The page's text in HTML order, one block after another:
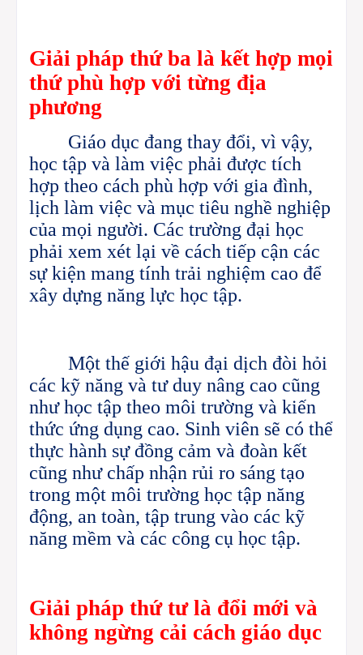
Giải pháp thứ ba là kết hợp mọi
thứ phù hợp với từng địa
phương
Giáo dục đang thay đổi, vì vậy,
học tập và làm việc phải được tích
hợp theo cách phù hợp với gia đình,
lịch làm việc và mục tiêu nghề nghiệp
của mọi người. Các trường đại học
phải xem xét lại về cách tiếp cận các
sự kiện mang tính trải nghiệm cao để
xây dựng năng lực học tập.
Một thế giới hậu đại dịch đòi hỏi
các kỹ năng và tư duy nâng cao cũng
như học tập theo môi trường và kiến ​​
thức ứng dụng cao. Sinh viên sẽ có thể
thực hành sự đồng cảm và đoàn kết
cũng như chấp nhận rủi ro sáng tạo
trong một môi trường học tập năng
động, an toàn, tập trung vào các kỹ
năng mềm và các công cụ học tập.
Giải pháp thứ tư là đổi mới và
không ngừng cải cách giáo dục